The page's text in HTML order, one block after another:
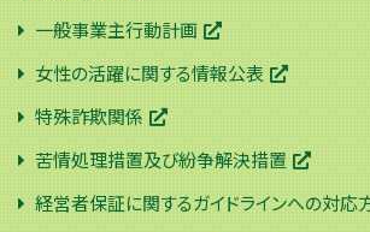
一般事業主行動計画
女性の活躍に関する情報公表
特殊詐欺関係
苦情処理措置及び紛争解決措置
経営者保証に関するガイドラインへの対応